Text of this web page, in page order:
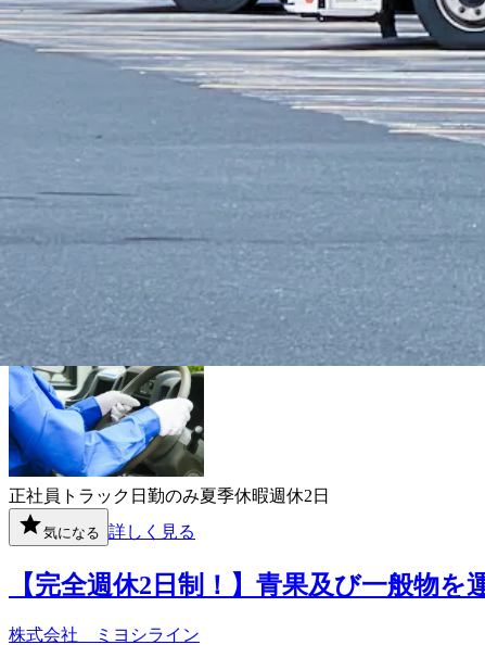
アルバイト未経験者歓迎シニア歓迎日勤のみ夏季休暇週休2日
気になる 詳しく見る
【賞与・昇給・退職金あり】配送トラ
有限会社 天洋水産
想定給与
月給￥155,000
勤務時間
勤務地
長崎県雲仙市
正社員 トラック 日勤のみ夏季休暇週休2日
気になる 詳しく見る
【完全週休2日制！】青果及び一般物
株式会社 ミヨシライン